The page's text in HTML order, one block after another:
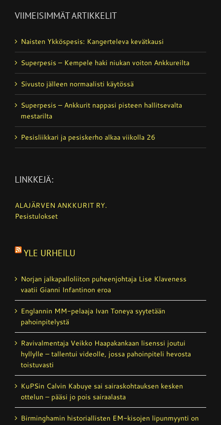
VIIMEISIMMÄT ARTIKKELIT
Naisten Ykköspesis: Kangerteleva kevätkausi
Superpesis – Kempele haki niukan voiton Ankkureilta
Sivusto jälleen normaalisti käytössä
Superpesis – Ankkurit nappasi pisteen hallitsevalta
mestarilta
Pesisliikkari ja pesiskerho alkaa viikolla 26
LINKKEJÄ:
ALAJÄRVEN ANKKURIT RY.
Pesistulokset
YLE URHEILU
Norjan jalkapalloliiton puheenjohtaja Lise Klaveness
vaatii Gianni Infantinon eroa
Englannin MM-pelaaja Ivan Toneya syytetään
pahoinpitelystä
Ravivalmentaja Veikko Haapakankaan lisenssi joutui
hyllylle – tallentui videolle, jossa pahoinpiteli hevosta
toistuvasti
KuPSin Calvin Kabuye sai sairaskohtauksen kesken
ottelun – pääsi jo pois sairaalasta
Birminghamin historiallisten EM-kisojen lipunmyynti on